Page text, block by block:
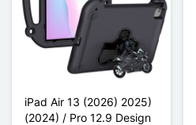
iPad Air 13 (2026) 2025)
(2024) / Pro 12.9 Design